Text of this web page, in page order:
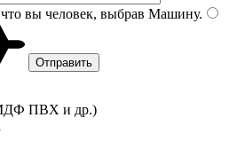
вы человек, выбрав Машину.
ПВХ и др.)